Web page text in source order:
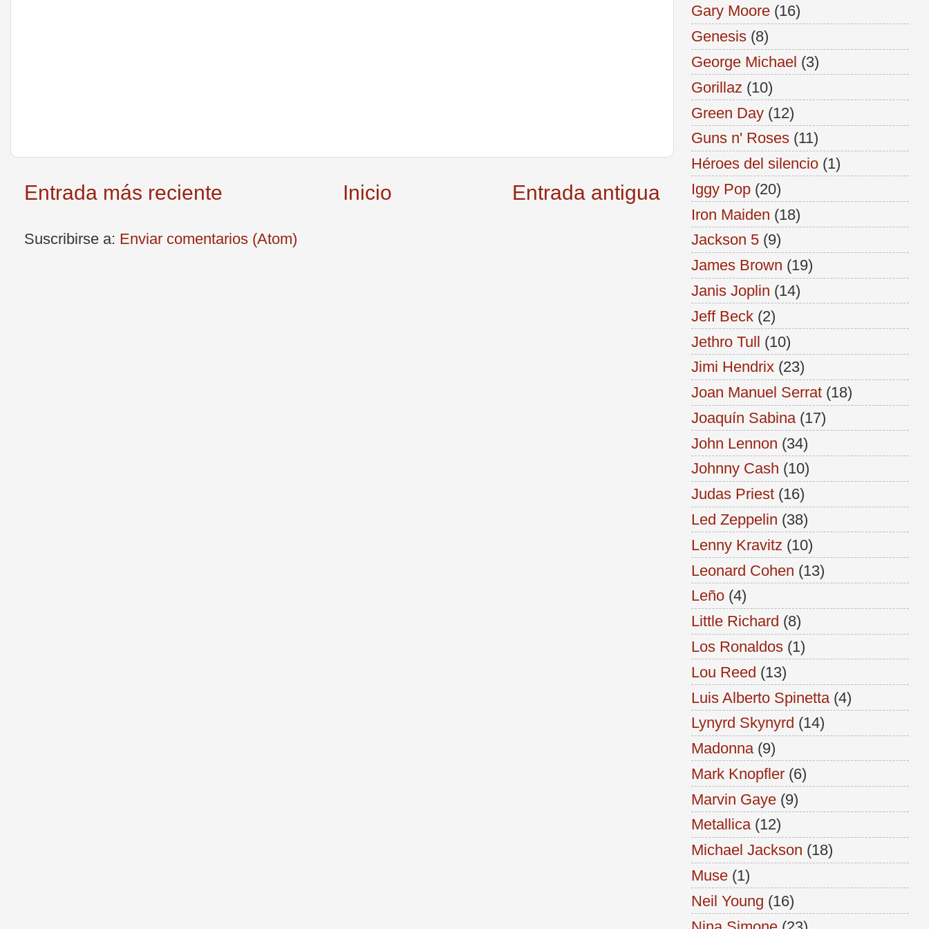
Entrada más reciente Entrada antigua
Inicio
Suscribirse a: Enviar comentarios (Atom)
Gary Moore (16)
Genesis (8)
George Michael (3)
Gorillaz (10)
Green Day (12)
Guns n' Roses (11)
Héroes del silencio (1)
Iggy Pop (20)
Iron Maiden (18)
Jackson 5 (9)
James Brown (19)
Janis Joplin (14)
Jeff Beck (2)
Jethro Tull (10)
Jimi Hendrix (23)
Joan Manuel Serrat (18)
Joaquín Sabina (17)
John Lennon (34)
Johnny Cash (10)
Judas Priest (16)
Led Zeppelin (38)
Lenny Kravitz (10)
Leonard Cohen (13)
Leño (4)
Little Richard (8)
Los Ronaldos (1)
Lou Reed (13)
Luis Alberto Spinetta (4)
Lynyrd Skynyrd (14)
Madonna (9)
Mark Knopfler (6)
Marvin Gaye (9)
Metallica (12)
Michael Jackson (18)
Muse (1)
Neil Young (16)